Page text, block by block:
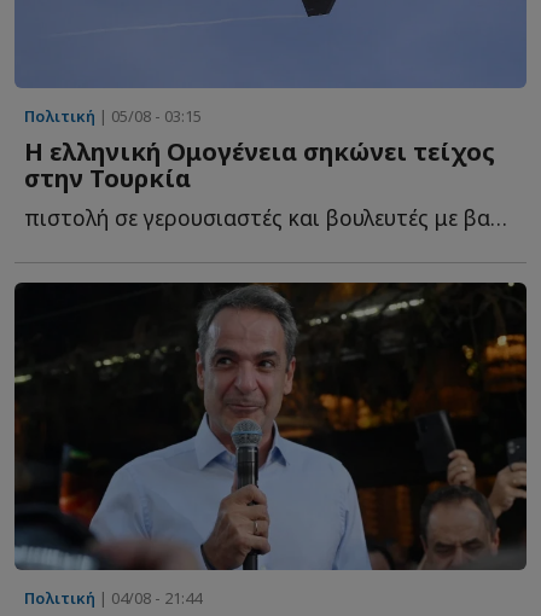
Πολιτική | 05/08 - 03:15
Η ελληνική Ομογένεια σηκώνει τείχος
στην Τουρκία
πιστολή σε γερουσιαστές και βουλευτές με βαριές προειδοποιήσεις γ...
Πολιτική | 04/08 - 21:44